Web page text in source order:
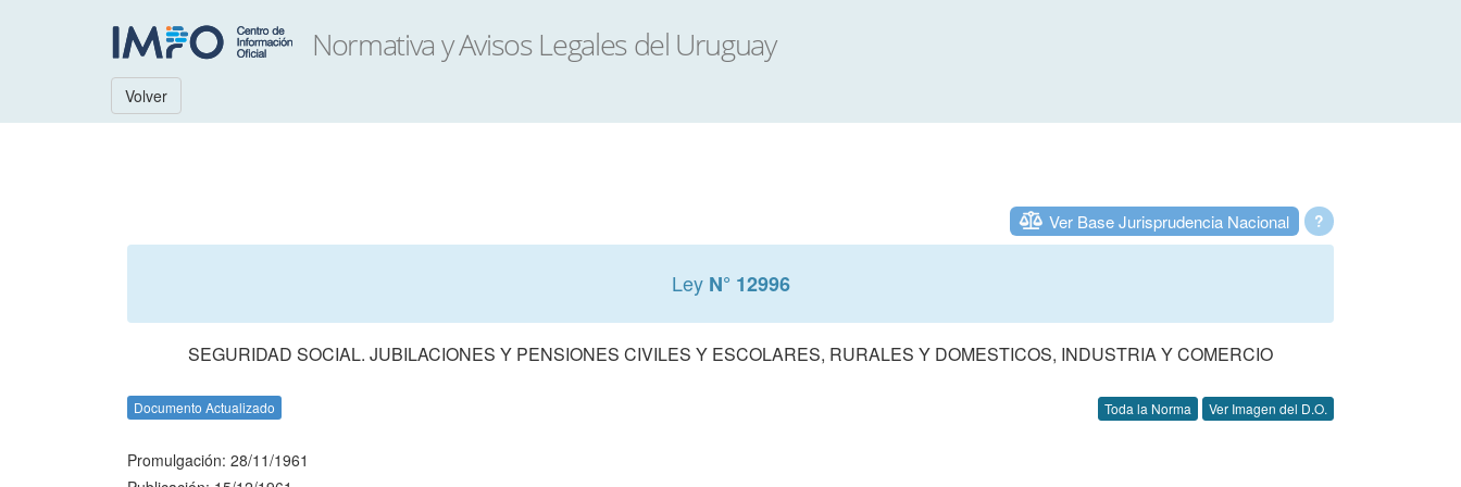
Volver
?
Ver Base Jurisprudencia Nacional
Ley N° 12996
SEGURIDAD SOCIAL. JUBILACIONES Y PENSIONES CIVILES Y ESCOLARES, RURALES Y DOMESTICOS, INDUSTRIA Y COMERCIO
Documento Actualizado Toda la Norma Ver Imagen del D.O.
Promulgación: 28/11/1961